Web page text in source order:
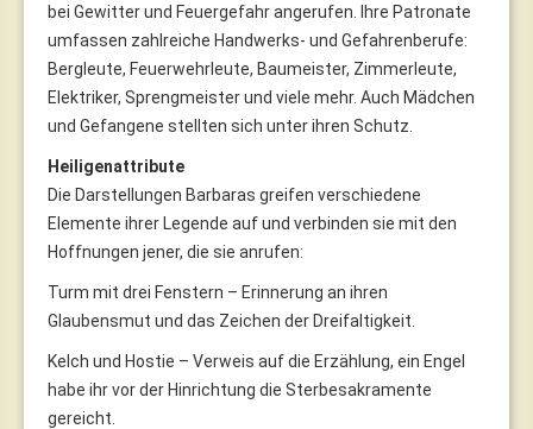
bei Gewitter und Feuergefahr angerufen. Ihre Patronate
umfassen zahlreiche Handwerks- und Gefahrenberufe:
Bergleute, Feuerwehrleute, Baumeister, Zimmerleute,
Elektriker, Sprengmeister und viele mehr. Auch Mädchen
und Gefangene stellten sich unter ihren Schutz.
Heiligenattribute
Die Darstellungen Barbaras greifen verschiedene
Elemente ihrer Legende auf und verbinden sie mit den
Hoffnungen jener, die sie anrufen:
Turm mit drei Fenstern – Erinnerung an ihren
Glaubensmut und das Zeichen der Dreifaltigkeit.
Kelch und Hostie – Verweis auf die Erzählung, ein Engel
habe ihr vor der Hinrichtung die Sterbesakramente
gereicht.